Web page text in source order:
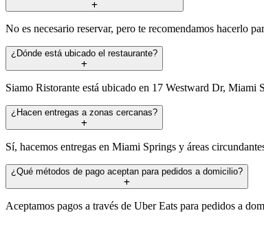
No es necesario reservar, pero te recomendamos hacerlo
¿Dónde está ubicado el restaurante?
Siamo Ristorante está ubicado en 17 Westward Dr,
¿Hacen entregas a zonas cercanas?
Sí, hacemos entregas en Miami Springs y áreas
¿Qué métodos de pago aceptan para pedidos a domicilio?
Aceptamos pagos a través de Uber Eats para pedidos a